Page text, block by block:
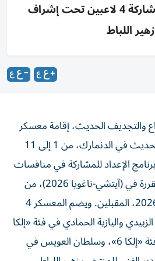
الآسيوية 2026 بمشاركة 4 لاعبين تحت إشراف
زهير اللباط
والتجديف الحديث، إقامة معسكر
خارجي لمنتخب الشراع الحديث في الدنمارك، من 1 إلى 11
الإعداد للمشاركة في منافسات
دورة الألعاب الآسيوية المقررة في (آيتشي-ناغويا 2026)، من
19 سبتمبر إلى 4 أكتوبر 2026، المقبلين. ويضم المعسكر 4
واليازية الحمادي في فئة «إلكا
4»، وضحى البشري في فئة «إلكا 6»، وسلطان العويس في